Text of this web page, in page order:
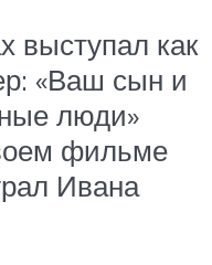
выступал как
«Ваш сын и
люди»
фильме
Ивана